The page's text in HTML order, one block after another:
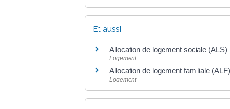
Et aussi
Allocation de logement sociale (ALS)
Logement
Allocation de logement familiale (ALF)
Logement